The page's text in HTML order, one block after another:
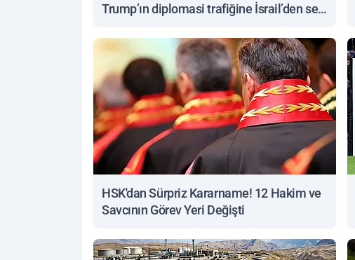
Trump’ın diplomasi trafiğine İsrail’den sert
HSK'dan Sürpriz Kararname! 12 Hakim ve
Savcının Görev Yeri Değişti